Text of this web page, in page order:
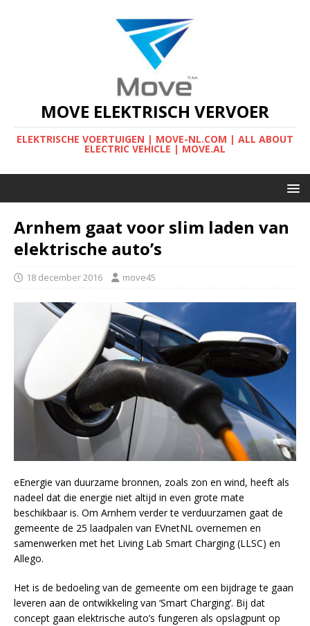
MOVE ELEKTRISCH VERVOER
ELEKTRISCHE VOERTUIGEN | MOVE-NL.COM | ALL ABOUT
ELECTRIC VEHICLE | MOVE.AL
Arnhem gaat voor slim laden van
elektrische auto’s
18 december 2016 move45
eEnergie van duurzame bronnen, zoals zon en wind, heeft als
nadeel dat die energie niet altijd in even grote mate
beschikbaar is. Om Arnhem verder te verduurzamen gaat de
gemeente de 25 laadpalen van EVnetNL overnemen en
samenwerken met het Living Lab Smart Charging (LLSC) en
Allego.
Het is de bedoeling van de gemeente om een bijdrage te gaan
leveren aan de ontwikkeling van ‘Smart Charging’. Bij dat
concept gaan elektrische auto’s fungeren als opslagpunt op